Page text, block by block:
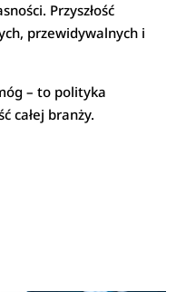
Przyszłość
przewidywalnych i
– to polityka
całej branży.